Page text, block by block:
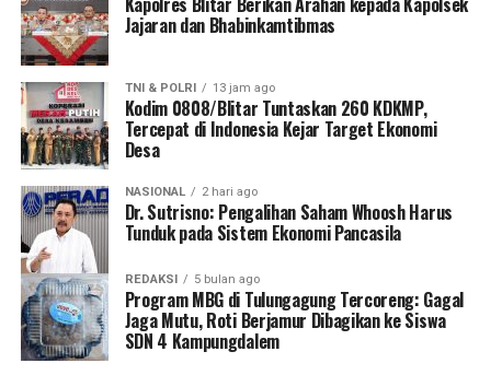
Jajaran dan Bhabinkamtibmas
TNI & POLRI 13 jam ago
Kodim 0808/Blitar Tuntaskan 260 KDKMP,
Tercepat di Indonesia Kejar Target Ekonomi
Desa
NASIONAL 2 hari ago
Dr. Sutrisno: Pengalihan Saham Whoosh Harus
Tunduk pada Sistem Ekonomi Pancasila
REDAKSI 5 bulan ago
Program MBG di Tulungagung Tercoreng: Gagal
Jaga Mutu, Roti Berjamur Dibagikan ke Siswa
SDN 4 Kampungdalem